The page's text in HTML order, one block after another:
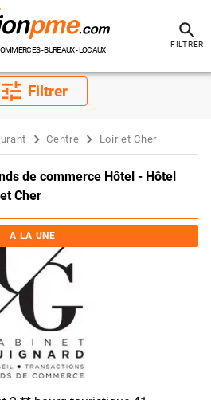
- BUREAUX - LOCAUX
search
FILTRER
tune Filtrer
Centre Loir et Cher
de commerce Hôtel - Hôtel
Cher
A LA UNE